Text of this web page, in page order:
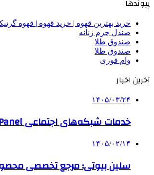
پیوندها
خرید بهترین قهوه | خرید قهوه | قهوه
صندل چرم زنانه
صندوق طلا
صندوق طلا
وام فوری
آخرین اخبار
۱۴۰۵/۰۳/۲۴
خدمات شبکه‌های اجتماعی 7Panel؛ از جذب مخاطب تا افزایش درآمد
۱۴۰۵/۰۲/۱۴
سلین بیوتی؛ مرجع تخصصی